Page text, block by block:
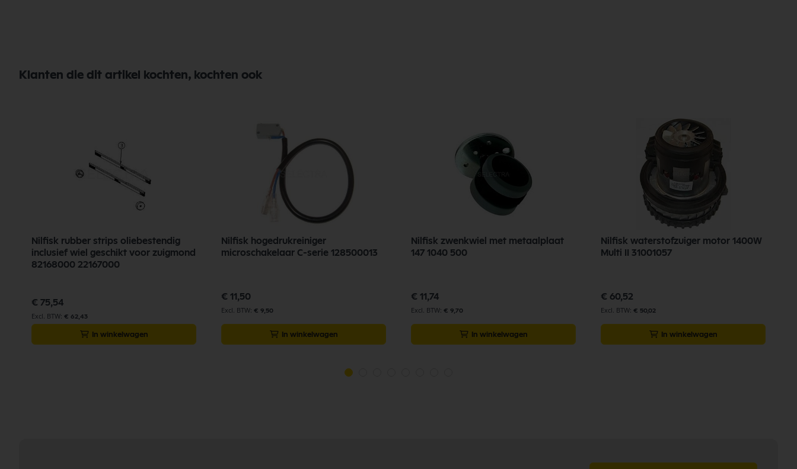
Klanten die dit artikel kochten, kochten ook
Nilfisk rubber strips oliebestendig
inclusief wiel geschikt voor zuigmond
82168000 22167000
€ 75,54
€ 62,43
In winkelwagen
Nilfisk hogedrukreiniger
microschakelaar C-serie 128500013
€ 11,50
€ 9,50
In winkelwagen
Nilfisk zwenkwiel met metaalplaat
147 1040 500
€ 11,74
€ 9,70
In winkelwagen
Nilfisk waterstofzuiger motor 1400W
Multi II 31001057
€ 60,52
€ 50,02
In winkelwagen